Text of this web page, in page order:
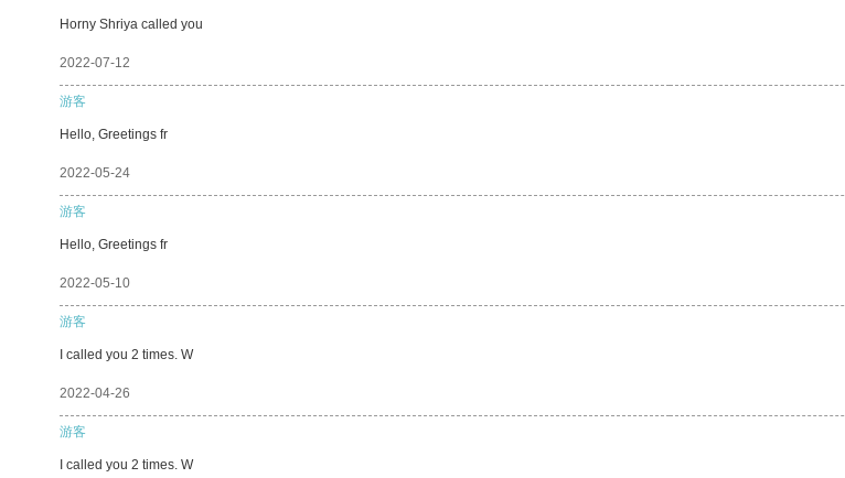
Horny Shriya called you
2022-07-12
游客
Hello, Greetings fr
2022-05-24
游客
Hello, Greetings fr
2022-05-10
游客
I called you 2 times. W
2022-04-26
游客
I called you 2 times. W